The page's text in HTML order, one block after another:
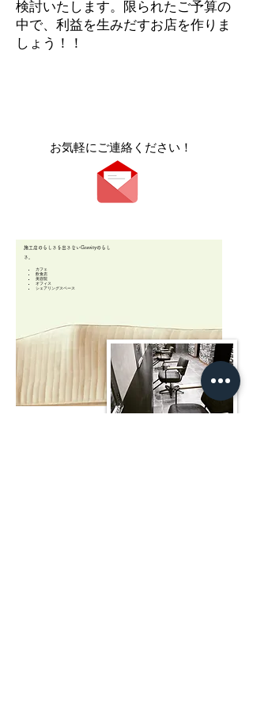
検討いたします。限られたご予算の
中で、利益を生みだすお店を作りま
しょう！！
​お気軽にご連絡ください！
施工店のらしさを出さないGravityのらし
さ。
カフェ
飲食店
美容院
オフィス
​シェアリングスペース